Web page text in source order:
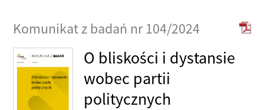
Komunikat z badań nr 104/2024
O bliskości i dystansie
wobec partii
politycznych